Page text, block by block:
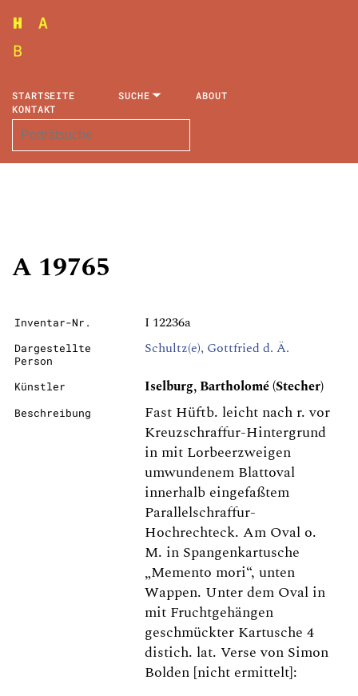
STARTSEITE SUCHE
ABOUT
KONTAKT
A 19765
Inventar-Nr. I 12236a
Dargestellte
Person
Schultz(e), Gottfried d. Ä.
Künstler Iselburg, Bartholomé (Stecher)
Beschreibung
Fast Hüftb. leicht nach r. vor
Kreuzschraffur-Hintergrund
in mit Lorbeerzweigen
umwundenem Blattoval
innerhalb eingefaßtem
Parallelschraffur-
Hochrechteck. Am Oval o.
M. in Spangenkartusche
„Memento mori“, unten
Wappen. Unter dem Oval in
mit Fruchtgehängen
geschmückter Kartusche 4
distich. lat. Verse von Simon
Bolden [nicht ermittelt]: